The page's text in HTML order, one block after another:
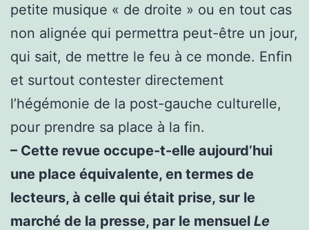
petite musique « de droite » ou en tout cas
non alignée qui permettra peut-être un jour,
qui sait, de mettre le feu à ce monde. Enfin
et surtout contester directement
l’hégémonie de la post-gauche culturelle,
pour prendre sa place à la fin.
– Cette revue occupe-t-elle aujourd’hui
une place équivalente, en termes de
lecteurs, à celle qui était prise, sur le
marché de la presse, par le mensuel Le